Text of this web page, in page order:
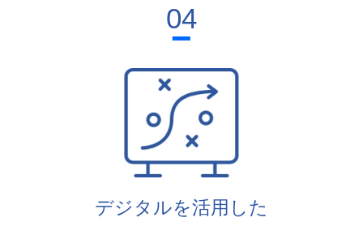
04
デジタルを活用した